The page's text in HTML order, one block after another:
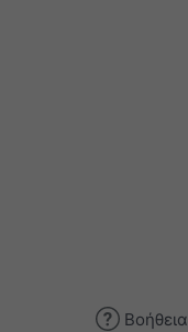
Βοήθεια